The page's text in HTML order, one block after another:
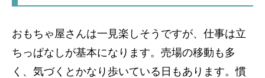
おもちゃ屋さんは一見楽しそうですが、仕事は立
ちっぱなしが基本になります。売場の移動も多
く、気づくとかなり歩いている日もあります。慣